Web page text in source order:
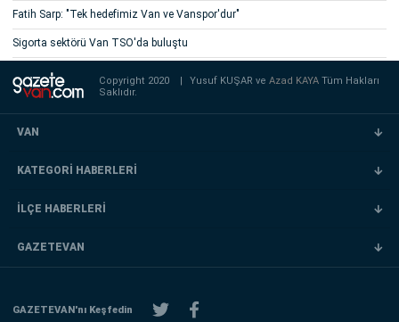
Fatih Sarp: "Tek hedefimiz Van ve Vanspor'dur"
Sigorta sektörü Van TSO'da buluştu
Copyright 2020 Yusuf KUŞAR veAzad KAYATüm Hakları
Saklıdır.
VAN
KATEGORİ HABERLERİ
İLÇE HABERLERİ
GAZETEVAN
GAZETEVAN'nı Keşfedin